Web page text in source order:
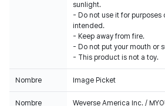
sunlight.
- Do not use it for purposes
intended.
- Keep away from fire.
- Do not put your mouth or
- This product is not a toy.
Nombre Image Picket
Nombre
Weverse America Inc. /